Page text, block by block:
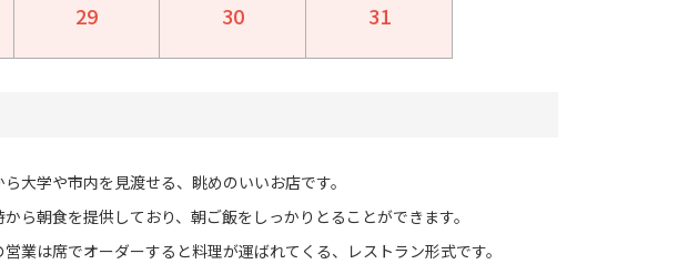
29 30 31
ら大学や市内を見渡せる、眺めのいいお店です。
ら朝食を提供しており、朝ご飯をしっかりとることができます。
営業は席でオーダーすると料理が運ばれてくる、レストラン形式です。